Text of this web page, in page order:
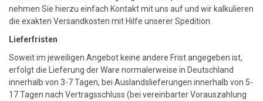
nehmen Sie hierzu einfach Kontakt mit uns auf und wir kalkulieren
die exakten Versandkosten mit Hilfe unserer Spedition.
Lieferfristen
Soweit im jeweiligen Angebot keine andere Frist angegeben ist,
erfolgt die Lieferung der Ware normalerweise in Deutschland
innerhalb von 3-7 Tagen, bei Auslandslieferungen innerhalb von 5-
17 Tagen nach Vertragsschluss (bei vereinbarter Vorauszahlung